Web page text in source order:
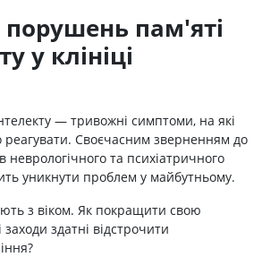
порушень пам'яті
у клініці
— тривожні симптоми, на які
реагувати. Своєчасним зверненням до
неврологічного та психіатричного
уникнути проблем у майбутньому.
з віком. Як покращити свою
заходи здатні відстрочити